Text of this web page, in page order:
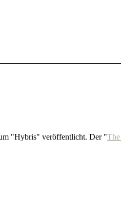
"Hybris" veröffentlicht. Der "